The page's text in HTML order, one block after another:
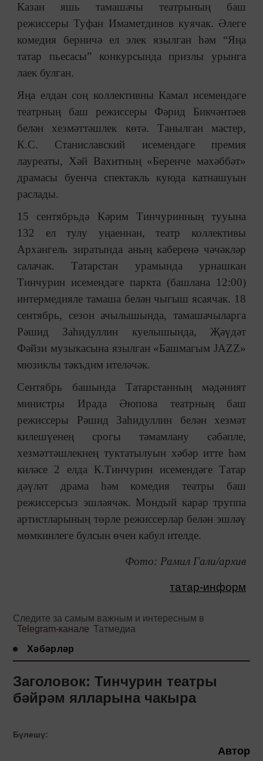
Казан яшь тамашачы театрының баш
режиссеры Туфан Имаметдинов куячак. Әлеге
комедия берничә ел элек язылган һәм “Яңа
татар пьесасы” конкурсында призлы урынга
лаек булган.
Яңа елдан соң коллективны Камал исемендәге
театрның баш режиссеры Фәрид Бикчәнтәев
белән хезмәттәшлек көтә. Танылган мастер,
К.С. Станиславский исемендәге премия
лауреаты, Хәй Вахитның «Беренче мәхәббәт»
драмасы буенча спектакль куюда катнашуын
раслады.
15 сентябрьдә Кәрим Тинчуринның тууына
132 ел тулу уңаеннан, театр коллективы
Архангель зиратында аның каберенә чәчәкләр
салачак. Татарстан урамында урнашкан
Тинчурин исемендәге паркта (башлана 12:00)
интермедияле тамаша белән чыгыш ясаячак. 18
сентябрь, сезон ачылышында, тамашачыларга
Рәшид Заһидуллин куелышында, Җәүдәт
Фәйзи музыкасына язылган «Башмагым JAZZ»
мюзиклы тәкъдим ителәчәк.
Сентябрь башында Татарстанның мәдәният
министры Ирада Әюпова театрның баш
режиссеры Рәшид Заһидуллин белән хезмәт
килешүенең срогы тәмамлану сәбәпле,
хезмәттәшлекнең туктатылуын хәбәр итте һәм
киләсе 2 елда К.Тинчурин исемендәге Татар
дәүләт драма һәм комедия театры баш
режиссерсыз эшләячәк. Мондый карар труппа
артистларының төрле режиссерлар белән эшләү
мөмкинлеге булсын өчен кабул ителде.
Фото: Рамил Гали/архив
татар-информ
Следите за самым важным и интересным в
Telegram-канале Татмедиа
Хәбәрләр
Заголовок: Тинчурин театры
бәйрәм ялларына чакыра
Бүлешү:
Автор